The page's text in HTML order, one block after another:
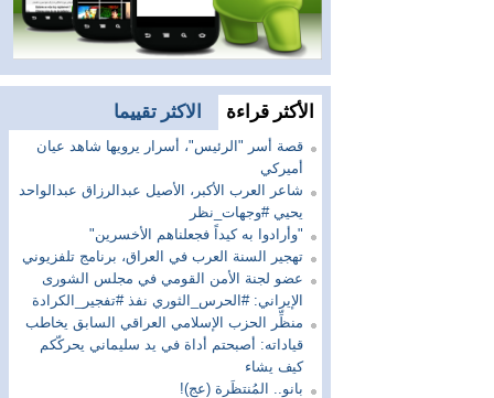
الأكثر قراءة الاكثر تقييما
قصة أسر "الرئيس"، أسرار يرويها شاهد عيان
أميركي
شاعر العرب الأكبر، الأصيل عبدالرزاق عبدالواحد
يحيي #وجهات_نظر
"وأرادوا به كيداً فجعلناهم الأخسرين"
تهجير السنة العرب في العراق، برنامج تلفزيوني
عضو لجنة الأمن القومي في مجلس الشورى
الإيراني: #الحرس_الثوري نفذ #تفجير_الكرادة
منظِّر الحزب الإسلامي العراقي السابق يخاطب
قياداته: أصبحتم أداة في يد سليماني يحركّكم
كيف يشاء
بانو.. المُنتظَرة (عج)!